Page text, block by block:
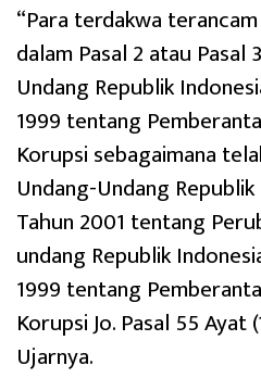
“Para terdakwa
dalam Pasal 2 atau Pasal
Undang Republik
1999 tentang
Korupsi sebagaimana
Undang-Undang
Tahun 2001 tentang
undang Republik
1999 tentang
Korupsi Jo. Pasal 55 Ayat
Ujarnya.